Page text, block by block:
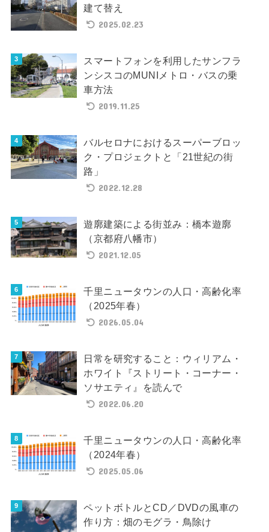
建て替え
2025.02.23
スマートフォンを利用したサンフラ
ンシスコのMUNIメトロ・バスの乗
車方法
2019.11.25
バルセロナにおけるスーパーブロッ
ク・プロジェクトと「21世紀の街
路」
2022.12.28
遊廓建築による街並み：橋本遊廓
（京都府八幡市）
2021.12.05
千里ニュータウンの人口・高齢化率
（2025年春）
2026.05.04
日常を研究すること：ウィリアム・
ホワイト『ストリート・コーナー・
ソサエティ』を読んで
2022.06.20
千里ニュータウンの人口・高齢化率
（2024年春）
2025.05.06
ペットボトルとCD／DVDの風車の
作り方：畑のモグラ・鳥除け